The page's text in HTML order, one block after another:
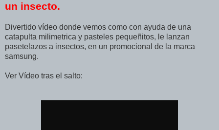
un insecto.
Divertido vídeo donde vemos como con ayuda de una
catapulta milimetrica y pasteles pequeñitos, le lanzan
pasetelazos a insectos, en un promocional de la marca
samsung.
Ver Vídeo tras el salto: